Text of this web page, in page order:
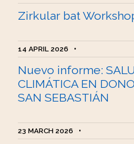
Zirkular bat
14 APRIL 2026 •
Nuevo informe:
CLIMÁTICA EN
SAN SEBASTIÁN
23 MARCH 2026 •